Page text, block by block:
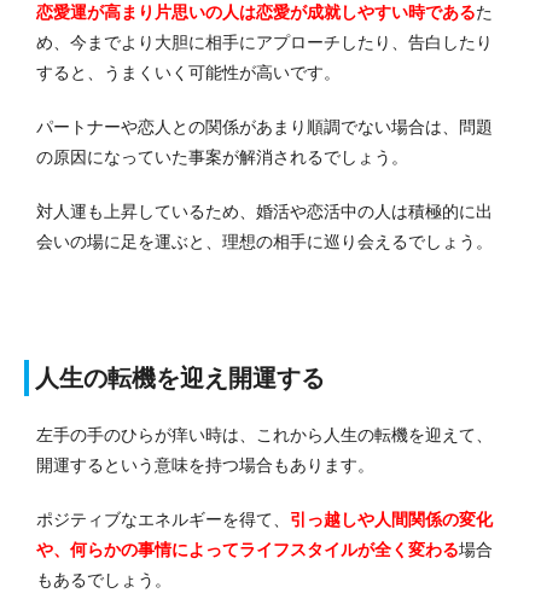
恋愛運が高まり片思いの人は恋愛が成就しやすい時であるた
め、今までより大胆に相手にアプローチしたり、告白したり
すると、うまくいく可能性が高いです。
パートナーや恋人との関係があまり順調でない場合は、問題
の原因になっていた事案が解消されるでしょう。
対人運も上昇しているため、婚活や恋活中の人は積極的に出
会いの場に足を運ぶと、理想の相手に巡り会えるでしょう。
人生の転機を迎え開運する
左手の手のひらが痒い時は、これから人生の転機を迎えて、
開運するという意味を持つ場合もあります。
ポジティブなエネルギーを得て、 引っ越しや人間関係の変化
や、何らかの事情によってライフスタイルが全く変わる場合
もあるでしょう。